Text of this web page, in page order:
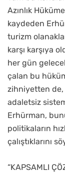
Azınlık
kaydeden
turizm
karşı karşıya
her gün
çalan bu
zihniyetten de,
adaletsiz
Erhürman,
politikaların
çalıştıklarını
“KAPSAMLI